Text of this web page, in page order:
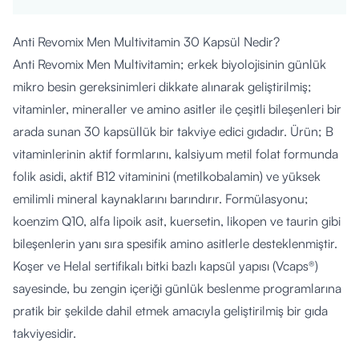
Anti Revomix Men Multivitamin 30 Kapsül Nedir?
Anti Revomix Men Multivitamin; erkek biyolojisinin günlük
mikro besin gereksinimleri dikkate alınarak geliştirilmiş;
vitaminler, mineraller ve amino asitler ile çeşitli bileşenleri bir
arada sunan 30 kapsüllük bir takviye edici gıdadır. Ürün; B
vitaminlerinin aktif formlarını, kalsiyum metil folat formunda
folik asidi, aktif B12 vitaminini (metilkobalamin) ve yüksek
emilimli mineral kaynaklarını barındırır. Formülasyonu;
koenzim Q10, alfa lipoik asit, kuersetin, likopen ve taurin gibi
bileşenlerin yanı sıra spesifik amino asitlerle desteklenmiştir.
Koşer ve Helal sertifikalı bitki bazlı kapsül yapısı (Vcaps®)
sayesinde, bu zengin içeriği günlük beslenme programlarına
pratik bir şekilde dahil etmek amacıyla geliştirilmiş bir gıda
takviyesidir.